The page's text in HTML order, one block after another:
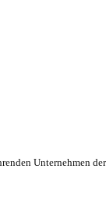
Unternehmen